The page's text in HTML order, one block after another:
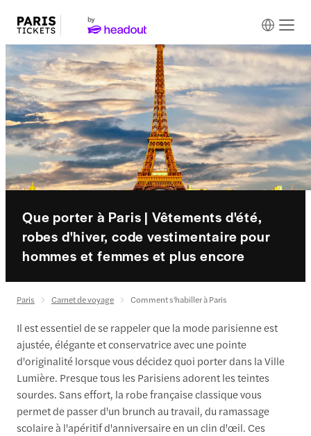
Que porter à Paris | Vêtements d'été,
robes d'hiver, code vestimentaire pour
hommes et femmes et plus encore
Paris Carnet de voyage Comment s'habiller à Paris
Il est essentiel de se rappeler que la mode parisienne est
ajustée, élégante et conservatrice avec une pointe
d'originalité lorsque vous décidez quoi porter dans la Ville
Lumière. Presque tous les Parisiens adorent les teintes
sourdes. Sans effort, la robe française classique vous
permet de passer d'un brunch au travail, du ramassage
scolaire à l'apéritif d'anniversaire en un clin d'œil. Ces